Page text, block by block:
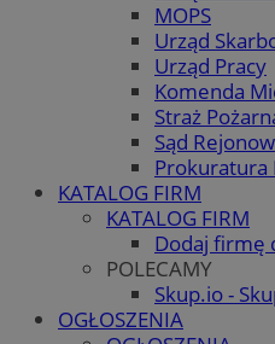
MOPS
Urząd
Urząd Pracy
Komenda
Straż
Sąd
Prokuratura
KATALOG FIRM
KATALOG FIRM
Dodaj firmę
POLECAMY
Skup.io -
OGŁOSZENIA